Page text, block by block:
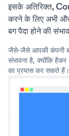
इसके अतिरिक्त,
करने के लिए अभी
बग पैदा होने की
जैसे-जैसे आपकी कंपनी
संभावना है, क्योंकि
का प्रयास कर सकते हैं।